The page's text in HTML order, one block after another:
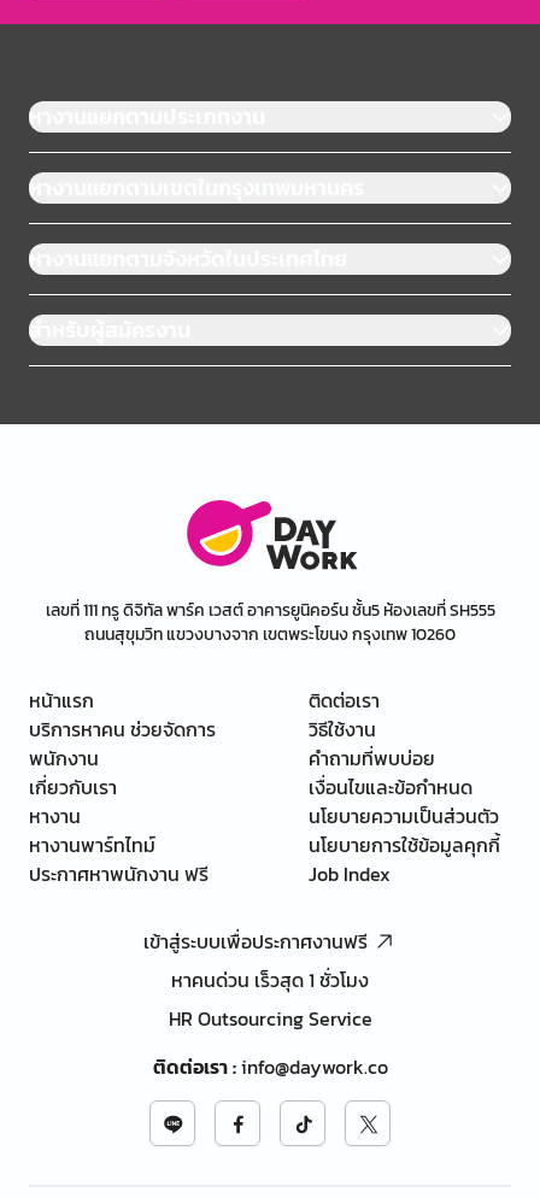
หางานแยกตามประเภทงาน
หางานแยกตามเขตในกรุงเทพมหานคร
หางานแยกตามจังหวัดในประเทศไทย
สำหรับผู้สมัครงาน
เลขที่ 111 ทรู ดิจิทัล พาร์ค เวสต์ อาคารยูนิคอร์น ชั้น5 ห้องเลขที่ SH555
ถนนสุขุมวิท แขวงบางจาก เขตพระโขนง กรุงเทพ 10260
หน้าแรก
บริการหาคน ช่วยจัดการ
พนักงาน
เกี่ยวกับเรา
หางาน
หางานพาร์ทไทม์
ประกาศหาพนักงาน ฟรี
ติดต่อเรา
วิธีใช้งาน
คำถามที่พบบ่อย
เงื่อนไขและข้อกำหนด
นโยบายความเป็นส่วนตัว
นโยบายการใช้ข้อมูลคุกกี้
Job Index
เข้าสู่ระบบเพื่อประกาศงานฟรี
หาคนด่วน เร็วสุด 1 ชั่วโมง
HR Outsourcing Service
ติดต่อเรา:info@daywork.co